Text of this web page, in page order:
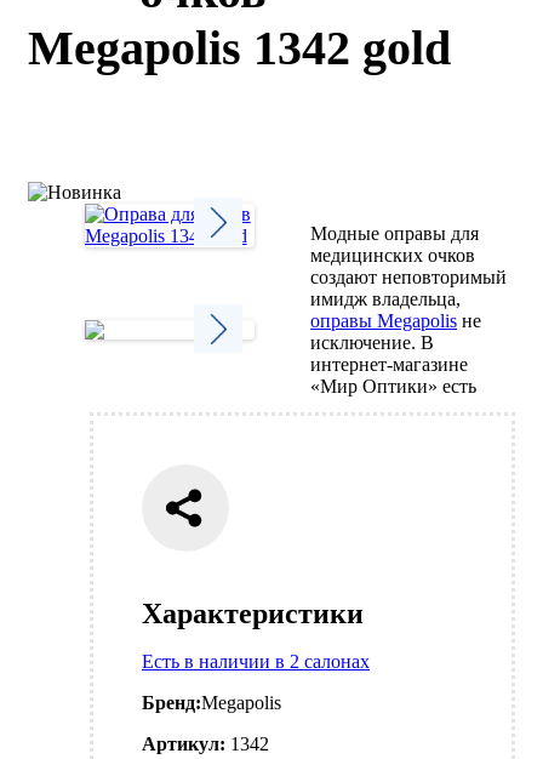
Megapolis 1342 gold
Характеристики
Есть в наличии в 2 салонах
Бренд:Megapolis
Артикул: 1342
Модные оправы для
медицинских очков
создают неповторимый
имидж владельца,
оправы Megapolis не
исключение. В
интернет-магазине
«Мир Оптики» есть